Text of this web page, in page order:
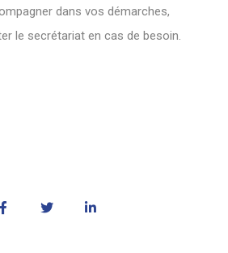
dans vos démarches,
le secrétariat en cas de besoin.